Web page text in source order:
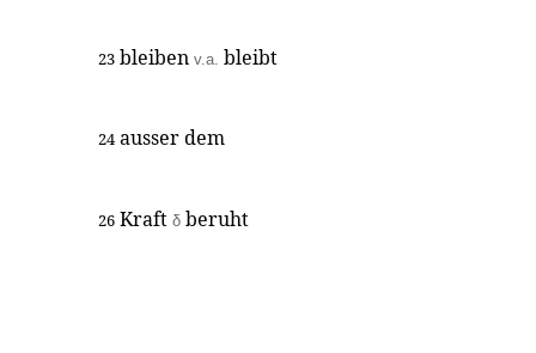
23 bleiben v.a. bleibt
24 ausser dem
26 Kraft δ beruht